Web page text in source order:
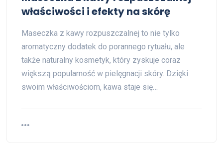
właściwości i efekty na skórę
Maseczka z kawy rozpuszczalnej to nie tylko
aromatyczny dodatek do porannego rytuału, ale
także naturalny kosmetyk, który zyskuje coraz
większą popularność w pielęgnacji skóry. Dzięki
swoim właściwościom, kawa staje się…